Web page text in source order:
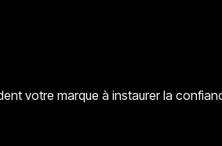
votre marque à instaurer la